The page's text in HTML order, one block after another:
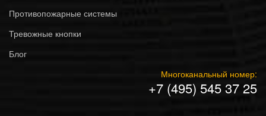
Противопожарные системы
Тревожные кнопки
Блог
Многоканальный номер:
+7 (495) 545 37 25